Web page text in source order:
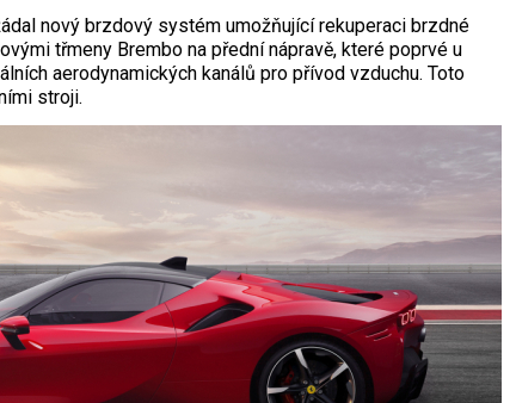
nový brzdový systém umožňující rekuperaci brzdné
třmeny Brembo na přední nápravě, které poprvé u
aerodynamických kanálů pro přívod vzduchu. Toto
stroji.